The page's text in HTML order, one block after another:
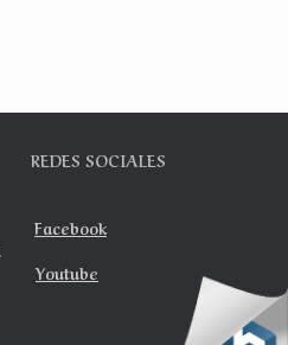
SOCIALES
Facebook
Youtube